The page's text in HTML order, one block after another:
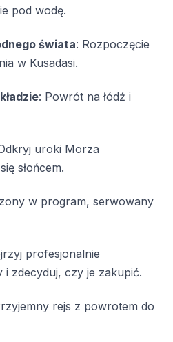
pływać mogą
nie jest wymagana przy
się nurkowanie?
na maksymalnej
jest bezpieczne?
profesjonalny sprzęt i
wliczony w cenę?
są zawarte w cenie
pod wodę.
świata: Rozpoczęcie
w Kusadasi.
: Powrót na łódź i
uroki Morza
słońcem.
w program, serwowany
profesjonalnie
i zdecyduj, czy je zakupić.
rejs z powrotem do